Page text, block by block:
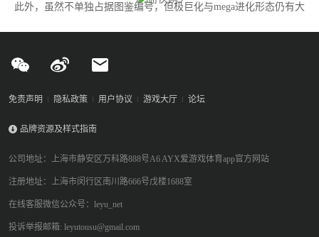
此外，虽然不单独占据图鉴编号，但极巨化与mega进化形态仍有大
免责声明 隐私政策 用户协议 游戏大厅 论坛
品牌资源及样式指南
公司地址：上海市静安区万科路888号A6 AYX爱游戏体育app官方网站
注册地址：上海市闵行区南川路666号戊楼1688室
在线客服微信公众号：leyu_net
投诉举报邮箱: leyutousu@gmail.com